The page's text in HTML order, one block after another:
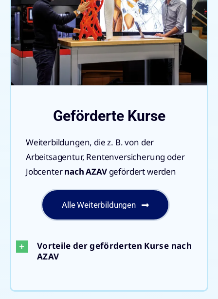
Geförderte Kurse
Weiterbildungen, die z. B. von der
Arbeitsagentur, Rentenversicherung oder
Jobcenternach AZAV gefördert werden
Alle Weiterbildungen
Vorteile der geförderten Kurse nach
AZAV